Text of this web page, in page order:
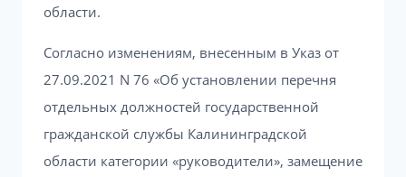
области.
Согласно изменениям, внесенным в Указ от
27.09.2021 N 76 «Об установлении перечня
отдельных должностей государственной
гражданской службы Калининградской
области категории «руководители», замещение